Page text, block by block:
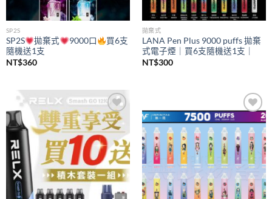
SP2S
SP2S 拋棄式 9000口
買6支
隨機送1支
NT$360
拋棄式
LANA Pen Plus 9000 puffs 拋棄
式電子煙｜買6支隨機送1支｜
NT$300
Add to
wishlist
Add to
wishlist